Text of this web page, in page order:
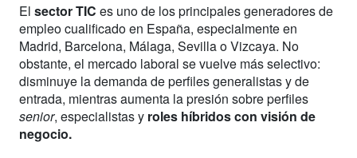
El sector TIC es uno de los principales generadores de
empleo cualificado en España, especialmente en
Madrid, Barcelona, Málaga, Sevilla o Vizcaya. No
obstante, el mercado laboral se vuelve más selectivo:
disminuye la demanda de perfiles generalistas y de
entrada, mientras aumenta la presión sobre perfiles
senior, especialistas y roles híbridos con visión de
negocio.